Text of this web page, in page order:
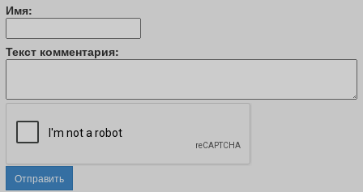
Имя:
Текст комментария:
Отправить